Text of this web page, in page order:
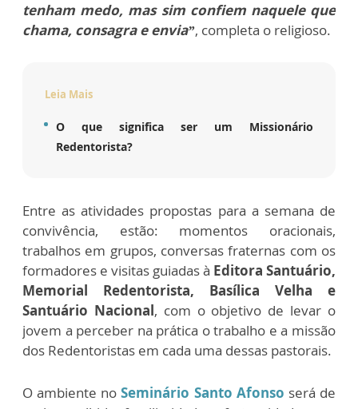
tenham medo, mas sim confiem naquele que
chama, consagra e envia”, completa o religioso.
Leia Mais
O que significa ser um Missionário
Redentorista?
Entre as atividades propostas para a semana de
convivência, estão: momentos oracionais,
trabalhos em grupos, conversas fraternas com os
formadores e visitas guiadas à Editora Santuário,
Memorial Redentorista, Basílica Velha e
Santuário Nacional, com o objetivo de levar o
jovem a perceber na prática o trabalho e a missão
dos Redentoristas em cada uma dessas pastorais.
O ambiente noSeminário Santo Afonso será de